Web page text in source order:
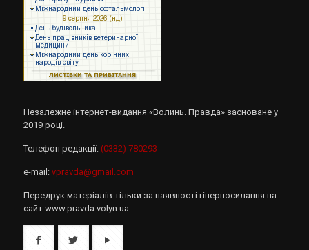
Незалежне інтернет-видання «Волинь. Правда» засноване у
2019 році.
Телефон редакції: (0332) 780293
e-mail: vpravda@gmail.com
Передрук матеріалів тільки за наявності гіперпосилання на
сайт www.pravda.volyn.ua